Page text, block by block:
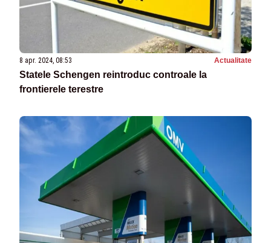
8 apr. 2024, 08:53 Actualitate
Statele Schengen reintroduc controale la
frontierele terestre